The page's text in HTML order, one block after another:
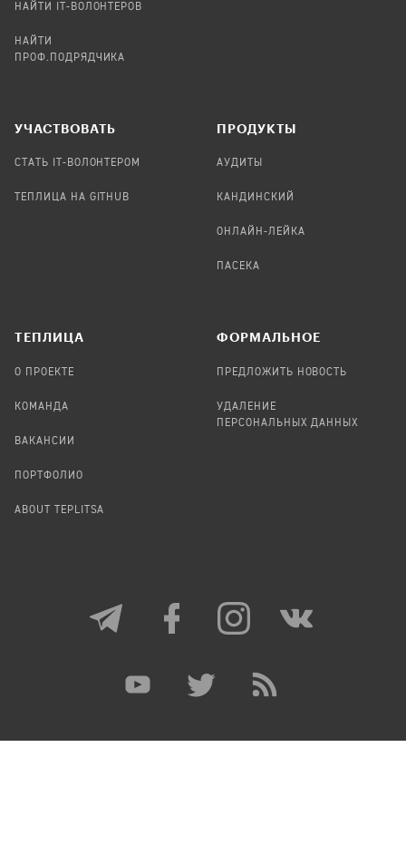
НАЙТИ IT-ВОЛОНТЕРОВ
НАЙТИ
ПРОФ.ПОДРЯДЧИКА
УЧАСТВОВАТЬ
СТАТЬ IT-ВОЛОНТЕРОМ
ТЕПЛИЦА НА GITHUB
ПРОДУКТЫ
АУДИТЫ
КАНДИНСКИЙ
ОНЛАЙН-ЛЕЙКА
ПАСЕКА
TЕПЛИЦА
О ПРОЕКТЕ
КОМАНДА
ВАКАНСИИ
ПОРТФОЛИО
ABOUT TEPLITSA
ФОРМАЛЬНОЕ
ПРЕДЛОЖИТЬ НОВОСТЬ
УДАЛЕНИЕ
ПЕРСОНАЛЬНЫХ ДАННЫХ